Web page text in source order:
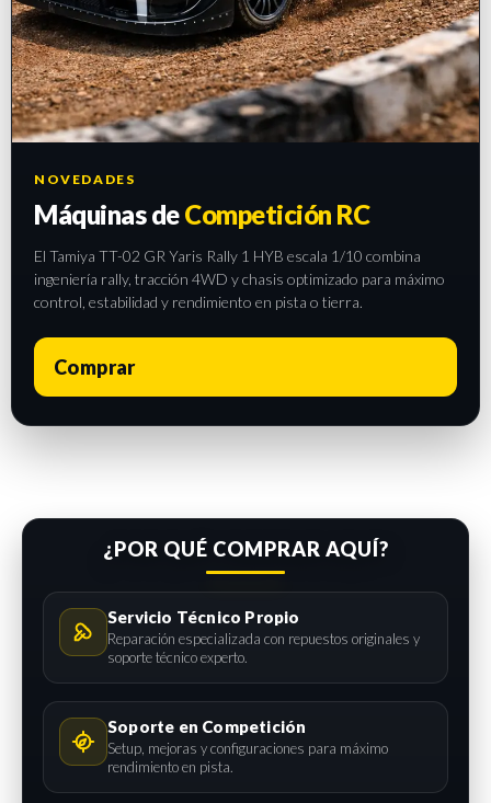
NOVEDADES
Máquinas deCompetición RC
El Tamiya TT-02 GR Yaris Rally 1 HYB escala 1/10 combina
ingeniería rally, tracción 4WD y chasis optimizado para máximo
control, estabilidad y rendimiento en pista o tierra.
Comprar
¿POR QUÉ COMPRAR AQUÍ?
Servicio Técnico Propio
Reparación especializada con repuestos originales y
soporte técnico experto.
Soporte en Competición
Setup, mejoras y configuraciones para máximo
rendimiento en pista.